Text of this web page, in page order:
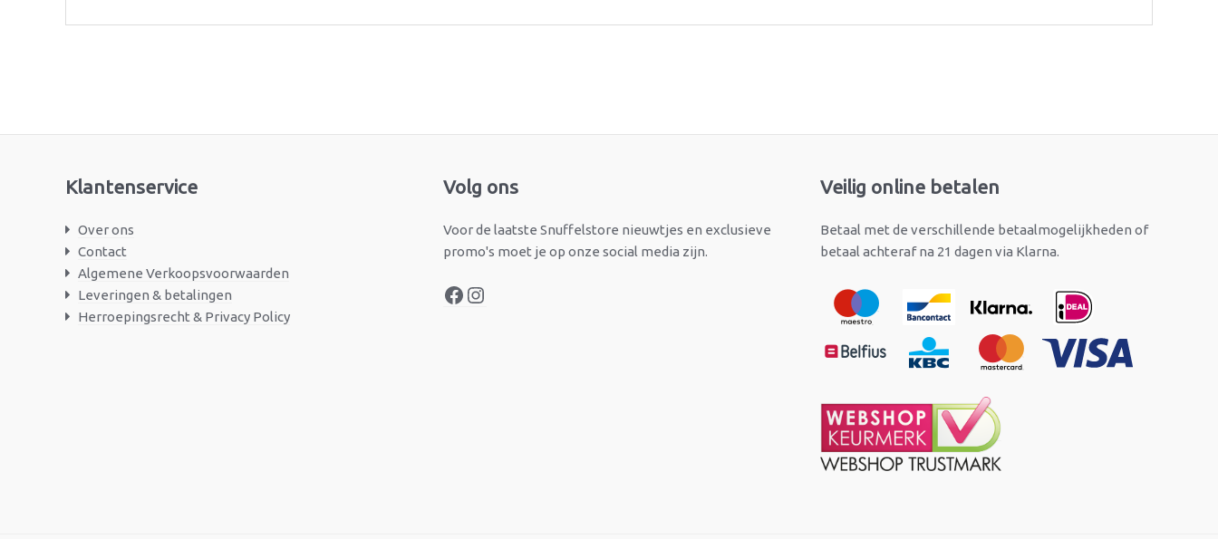
Klantenservice
Over ons
Contact
Algemene Verkoopsvoorwaarden
Leveringen & betalingen
Herroepingsrecht & Privacy Policy
Volg ons
Voor de laatste Snuffelstore nieuwtjes en exclusieve
promo's moet je op onze social media zijn.
Facebook
Instagram Veilig online betalen
Betaal met de verschillende betaalmogelijkheden of
betaal achteraf na 21 dagen via Klarna.